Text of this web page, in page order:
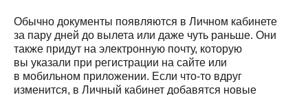
Обычно документы появляются в Личном кабинете
за пару дней до вылета или даже чуть раньше. Они
также придут на электронную почту, которую
вы указали при регистрации на сайте или
в мобильном приложении. Если что-то вдруг
изменится, в Личный кабинет добавятся новые